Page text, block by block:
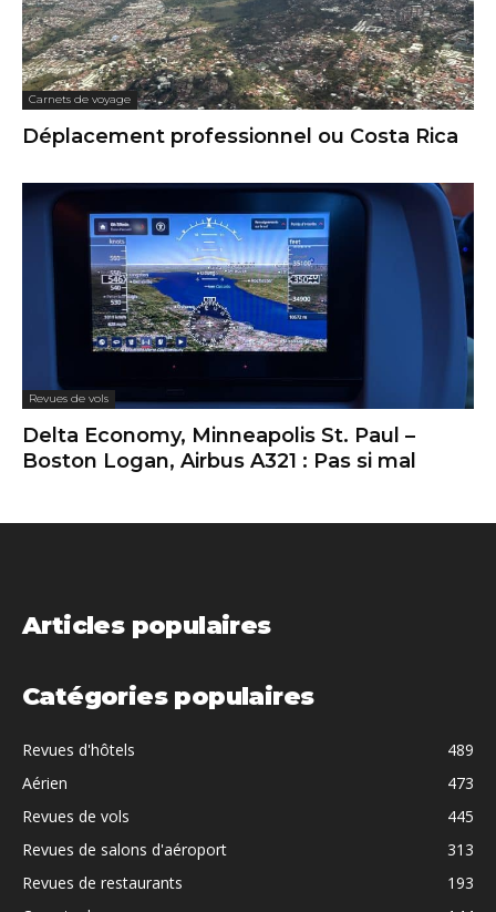
Carnets de voyage
Déplacement professionnel ou Costa Rica
Revues de vols
Delta Economy, Minneapolis St. Paul –
Boston Logan, Airbus A321 : Pas si mal
Articles populaires
Catégories populaires
Revues d'hôtels
489
Aérien
473
Revues de vols
445
Revues de salons d'aéroport
313
Revues de restaurants
193